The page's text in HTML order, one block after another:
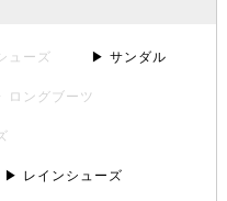
ューズ ▶ サンダル
ロングブーツ
▶ レインシューズ